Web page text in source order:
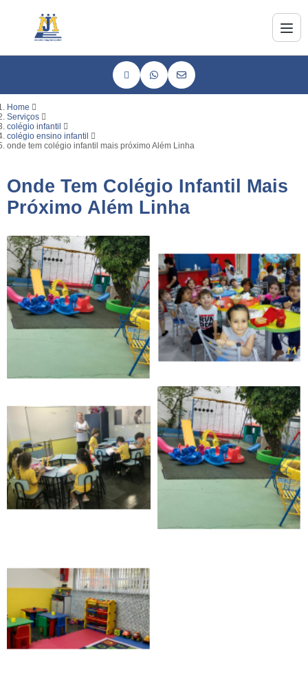
Home
Serviços
colégio infantil
colégio ensino infantil
onde tem colégio infantil mais próximo Além Linha
Onde Tem Colégio Infantil Mais
Próximo Além Linha